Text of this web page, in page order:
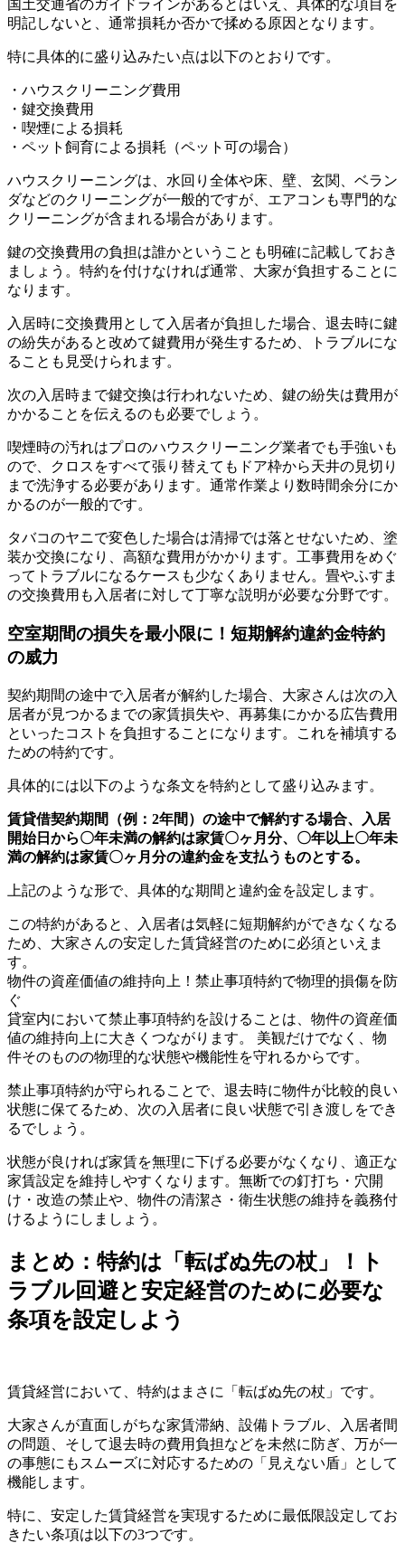
国土交通省のガイドラインがあるとはいえ、具体的な項目を
明記しないと、通常損耗か否かで揉める原因となります。
特に具体的に盛り込みたい点は以下のとおりです。
・ハウスクリーニング費用
・鍵交換費用
・喫煙による損耗
・ペット飼育による損耗（ペット可の場合）
ハウスクリーニングは、水回り全体や床、壁、玄関、ベラン
ダなどのクリーニングが一般的ですが、エアコンも専門的な
クリーニングが含まれる場合があります。
鍵の交換費用の負担は誰かということも明確に記載しておき
ましょう。特約を付けなければ通常、大家が負担することに
なります。
入居時に交換費用として入居者が負担した場合、退去時に鍵
の紛失があると改めて鍵費用が発生するため、トラブルにな
ることも見受けられます。
次の入居時まで鍵交換は行われないため、鍵の紛失は費用が
かかることを伝えるのも必要でしょう。
喫煙時の汚れはプロのハウスクリーニング業者でも手強いも
ので、クロスをすべて張り替えてもドア枠から天井の見切り
まで洗浄する必要があります。通常作業より数時間余分にか
かるのが一般的です。
タバコのヤニで変色した場合は清掃では落とせないため、塗
装か交換になり、高額な費用がかかります。工事費用をめぐ
ってトラブルになるケースも少なくありません。畳やふすま
の交換費用も入居者に対して丁寧な説明が必要な分野です。
空室期間の損失を最小限に！短期解約違約金特約
の威力
契約期間の途中で入居者が解約した場合、大家さんは次の入
居者が見つかるまでの家賃損失や、再募集にかかる広告費用
といったコストを負担することになります。これを補填する
ための特約です。
具体的には以下のような条文を特約として盛り込みます。
賃貸借契約期間（例：2年間）の途中で解約する場合、入居
開始日から〇年未満の解約は家賃〇ヶ月分、〇年以上〇年未
満の解約は家賃〇ヶ月分の違約金を支払うものとする。
上記のような形で、具体的な期間と違約金を設定します。
この特約があると、入居者は気軽に短期解約ができなくなる
ため、大家さんの安定した賃貸経営のために必須といえま
す。
物件の資産価値の維持向上！禁止事項特約で物理的損傷を防
ぐ
貸室内において禁止事項特約を設けることは、物件の資産価
値の維持向上に大きくつながります。 美観だけでなく、物
件そのものの物理的な状態や機能性を守れるからです。
禁止事項特約が守られることで、退去時に物件が比較的良い
状態に保てるため、次の入居者に良い状態で引き渡しをでき
るでしょう。
状態が良ければ家賃を無理に下げる必要がなくなり、適正な
家賃設定を維持しやすくなります。無断での釘打ち・穴開
け・改造の禁止や、物件の清潔さ・衛生状態の維持を義務付
けるようにしましょう。
まとめ：特約は「転ばぬ先の杖」！ト
ラブル回避と安定経営のために必要な
条項を設定しよう
賃貸経営において、特約はまさに「転ばぬ先の杖」です。
大家さんが直面しがちな家賃滞納、設備トラブル、入居者間
の問題、そして退去時の費用負担などを未然に防ぎ、万が一
の事態にもスムーズに対応するための「見えない盾」として
機能します。
特に、安定した賃貸経営を実現するために最低限設定してお
きたい条項は以下の3つです。